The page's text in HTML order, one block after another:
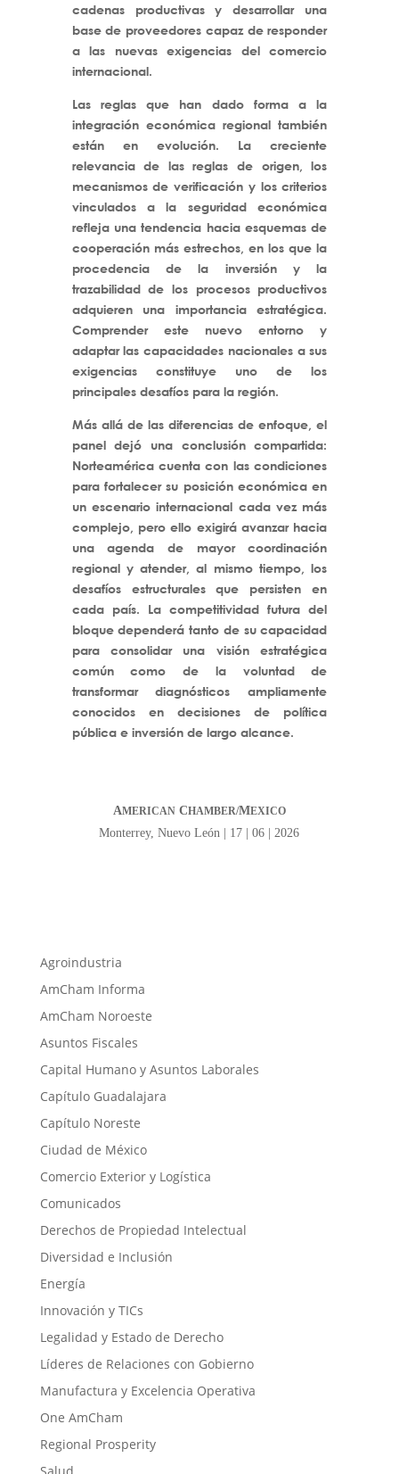
cadenas productivas y desarrollar una
base de proveedores capaz de responder
a las nuevas exigencias del comercio
internacional.
Las reglas que han dado forma a la
integración económica regional también
están en evolución. La creciente
relevancia de las reglas de origen, los
mecanismos de verificación y los criterios
vinculados a la seguridad económica
refleja una tendencia hacia esquemas de
cooperación más estrechos, en los que la
procedencia de la inversión y la
trazabilidad de los procesos productivos
adquieren una importancia estratégica.
Comprender este nuevo entorno y
adaptar las capacidades nacionales a sus
exigencias constituye uno de los
principales desafíos para la región.
Más allá de las diferencias de enfoque, el
panel dejó una conclusión compartida:
Norteamérica cuenta con las condiciones
para fortalecer su posición económica en
un escenario internacional cada vez más
complejo, pero ello exigirá avanzar hacia
una agenda de mayor coordinación
regional y atender, al mismo tiempo, los
desafíos estructurales que persisten en
cada país. La competitividad futura del
bloque dependerá tanto de su capacidad
para consolidar una visión estratégica
común como de la voluntad de
transformar diagnósticos ampliamente
conocidos en decisiones de política
pública e inversión de largo alcance.
AMERICANCHAMBER/MEXICO
Monterrey, Nuevo León | 17 | 06 | 2026
Agroindustria
AmCham Informa
AmCham Noroeste
Asuntos Fiscales
Capital Humano y Asuntos Laborales
Capítulo Guadalajara
Capítulo Noreste
Ciudad de México
Comercio Exterior y Logística
Comunicados
Derechos de Propiedad Intelectual
Diversidad e Inclusión
Energía
Innovación y TICs
Legalidad y Estado de Derecho
Líderes de Relaciones con Gobierno
Manufactura y Excelencia Operativa
One AmCham
Regional Prosperity
Salud